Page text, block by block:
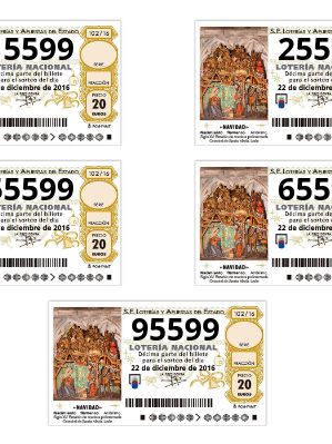
95599